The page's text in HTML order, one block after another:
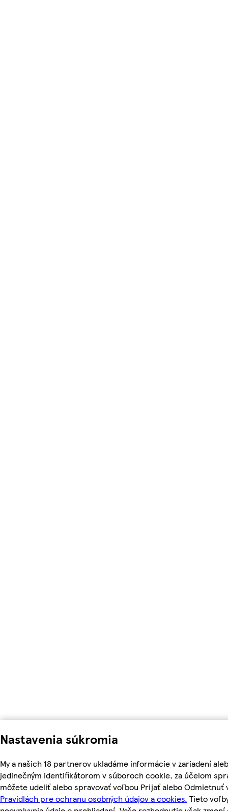
Nastavenia súkromia
My a našich 18 partnerov ukladáme informácie v zariadení
jedinečným identifikátorom v súboroch cookie, za účelom
môžete udeliť alebo spravovať voľbou Prijať alebo
Pravidlách pre ochranu osobných údajov a cookies. Tieto